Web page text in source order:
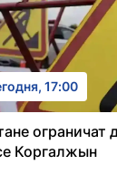
17:00
ограничат
Коргалжын